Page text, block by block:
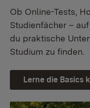
Ob Online-Tests,
Studienfächer –
du praktische
Studium zu finden.
Lerne die Basics